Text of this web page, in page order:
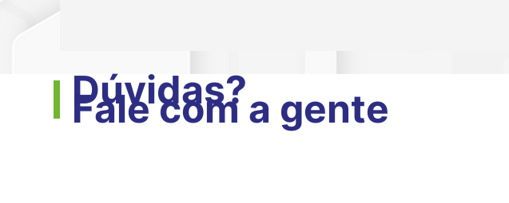
Dúvidas?
Fale com a gente